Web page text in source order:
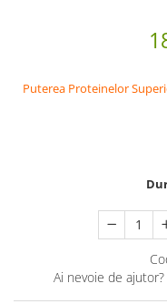
Puterea Proteinelor
Ai nevoie de ajutor?